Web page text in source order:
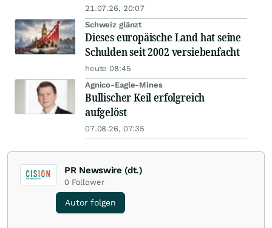
21.07.26, 20:07
Schweiz glänzt
Dieses europäische Land hat seine
Schulden seit 2002 versiebenfacht
heute 08:45
Agnico-Eagle-Mines
Bullischer Keil erfolgreich
aufgelöst
07.08.26, 07:35
PR Newswire (dt.)
0 Follower
Autor folgen